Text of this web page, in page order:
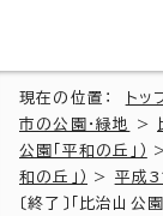
現在の位置： トッ
市の公園・緑地
>
公園「平和の丘」）
和の丘」）
> 平成
〔終了〕「比治山